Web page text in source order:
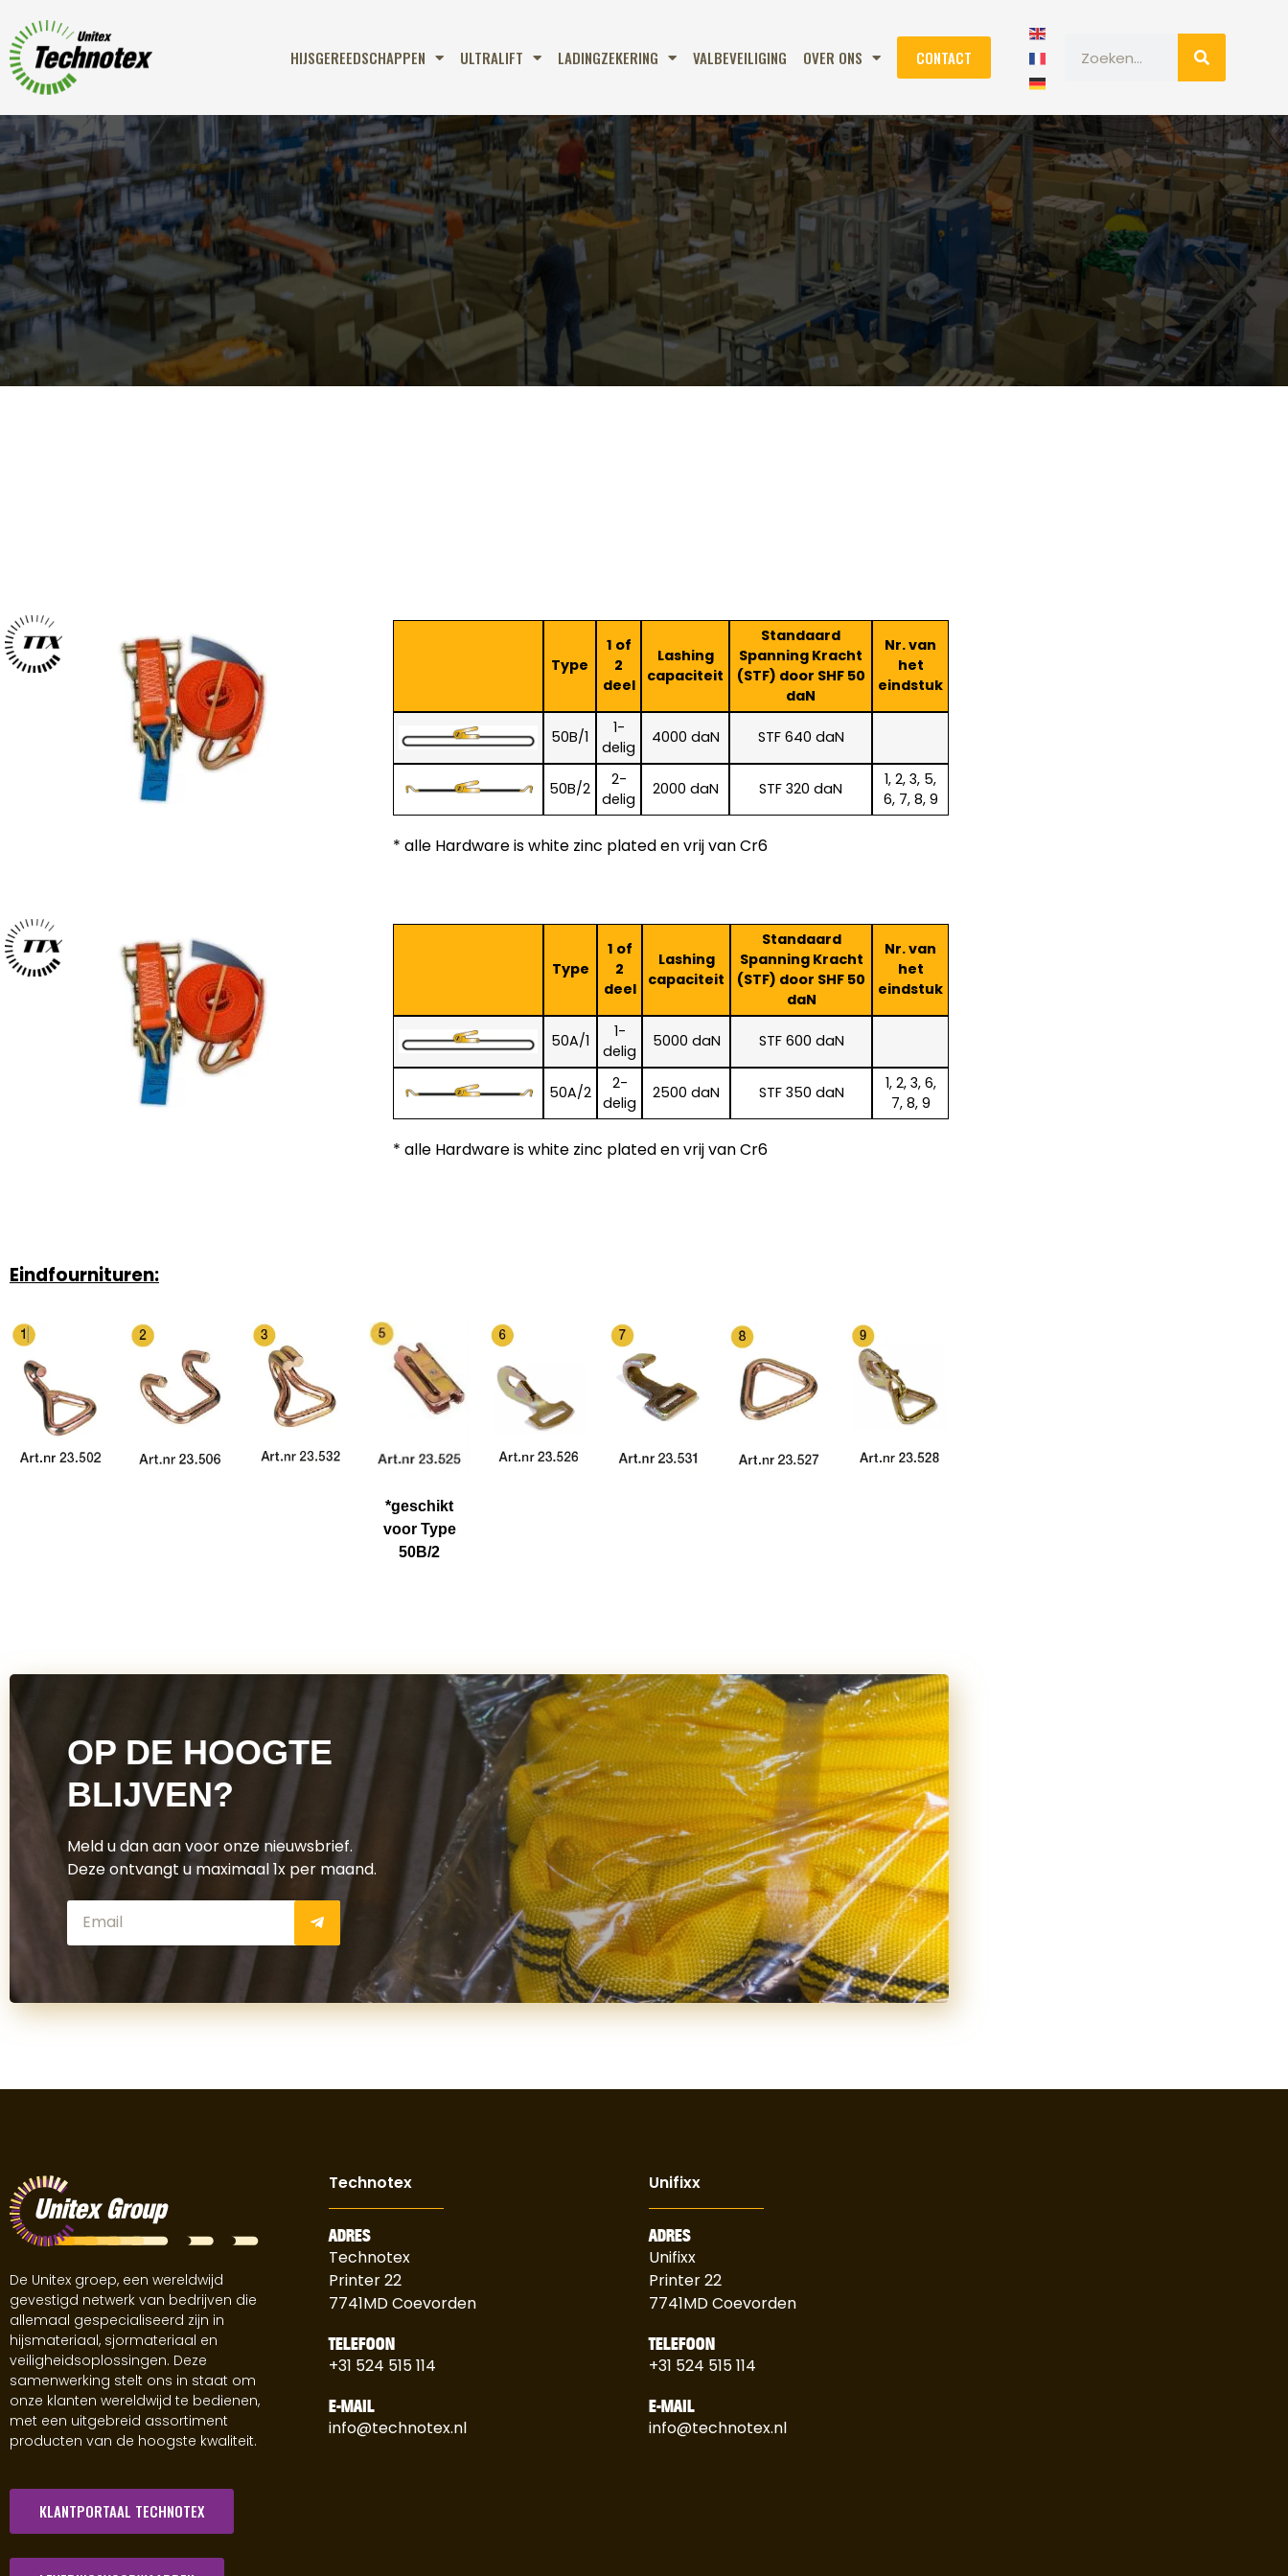
HIJSGEREEDSCHAPPEN ULTRALIFT LADINGZEKERING VALBEVEILIGING OVER ONS CONTACT
Type
1 of
2
deel
Lashing
capaciteit
Standaard
Spanning Kracht
(STF) door SHF 50
daN
Nr. van
het
eindstuk
50B/1
1-
delig
4000 daN STF 640 daN
50B/2
2-
delig
2000 daN STF 320 daN
1, 2, 3, 5,
6, 7, 8, 9
* alle Hardware is white zinc plated en vrij van Cr6
Type
1 of
2
deel
Lashing
capaciteit
Standaard
Spanning Kracht
(STF) door SHF 50
daN
Nr. van
het
eindstuk
50A/1
1-
delig
5000 daN STF 600 daN
50A/2
2-
delig
2500 daN STF 350 daN
1, 2, 3, 6,
7, 8, 9
* alle Hardware is white zinc plated en vrij van Cr6
Eindfournituren:
*geschikt
voor Type
50B/2
OP DE HOOGTE
BLIJVEN?
Meld u dan aan voor onze nieuwsbrief.
Deze ontvangt u maximaal 1x per maand.
De Unitex groep, een wereldwijd
gevestigd netwerk van bedrijven die
allemaal gespecialiseerd zijn in
hijsmateriaal, sjormateriaal en
veiligheidsoplossingen. Deze
samenwerking stelt ons in staat om
onze klanten wereldwijd te bedienen,
met een uitgebreid assortiment
producten van de hoogste kwaliteit.
KLANTPORTAAL TECHNOTEX
Technotex
ADRES
Technotex
Printer 22
7741MD Coevorden
TELEFOON
+31 524 515 114
E-MAIL
info@technotex.nl
Unifixx
ADRES
Unifixx
Printer 22
7741MD Coevorden
TELEFOON
+31 524 515 114
E-MAIL
info@technotex.nl